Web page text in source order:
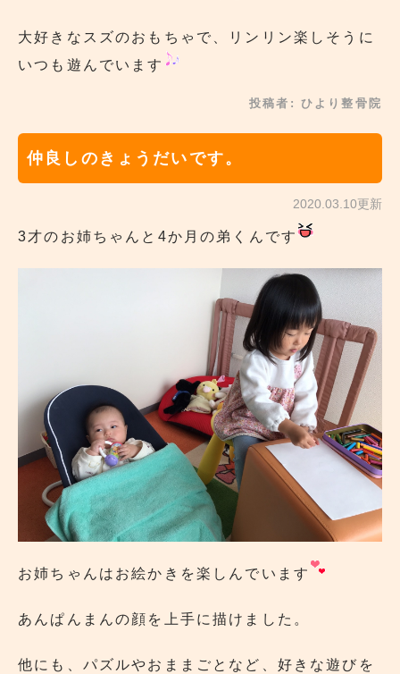
大好きなスズのおもちゃで、リンリン楽しそうに
いつも遊んでいます
投稿者: ひより整骨院
仲良しのきょうだいです。
2020.03.10更新
3才のお姉ちゃんと4か月の弟くんです
お姉ちゃんはお絵かきを楽しんでいます
あんぱんまんの顔を上手に描けました。
他にも、パズルやおままごとなど、好きな遊びを